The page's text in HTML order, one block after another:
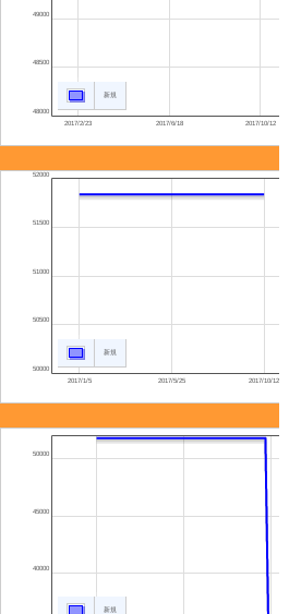
2017/2/23 2017/6/18 2017/10/12
48000
48500
49000
新規
2017/1/5 2017/5/25 2017/10/12
50000
50500
51000
51500
52000
新規
40000
45000
50000
新規